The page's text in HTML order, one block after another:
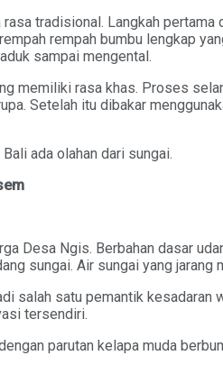
tradisional. Langkah
rempah bumbu lengkap
sampai mengental.
memiliki rasa khas. Proses
Setelah itu dibakar
ada olahan dari sungai.
Desa Ngis. Berbahan dasar
sungai. Air sungai yang
salah satu pemantik
tersendiri.
parutan kelapa muda